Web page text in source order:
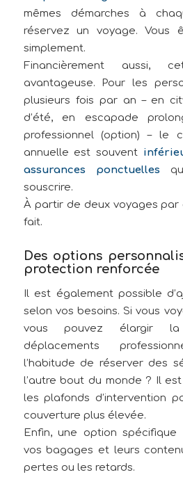
mêmes démarches à
réservez un voyage. Vous
simplement.
Financièrement aussi,
avantageuse. Pour les
plusieurs fois par an – en
d’été, en escapade
professionnel (option) – le
annuelle est souvent
assurances ponctuelles
souscrire.
À partir de deux voyages par
fait.
Des options
protection renforcée
Il est également possible
selon vos besoins. Si vous
vous pouvez élargir la
déplacements
l’habitude de réserver des
l’autre bout du monde ? Il
les plafonds d’intervention
couverture plus élevée.
Enfin, une option
vos bagages et leurs
pertes ou les retards.